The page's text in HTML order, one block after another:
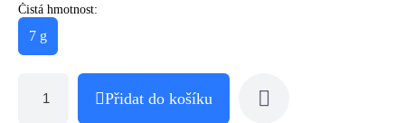
Čistá hmotnost:
7 g
Přidat do košíku